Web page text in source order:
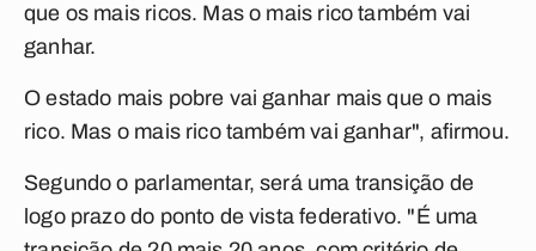
que os mais ricos. Mas o mais rico também vai
ganhar.
O estado mais pobre vai ganhar mais que o mais
rico. Mas o mais rico também vai ganhar", afirmou.
Segundo o parlamentar, será uma transição de
logo prazo do ponto de vista federativo. "É uma